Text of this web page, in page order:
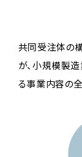
共同受注体の
が、小規模製
る事業内容の